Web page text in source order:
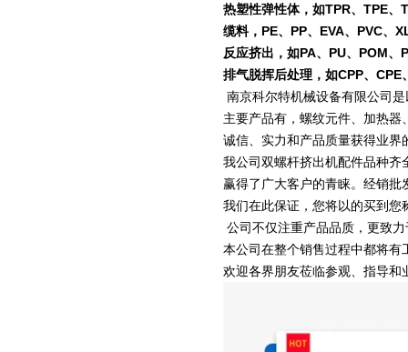
热塑性弹性体，如TPR、TPE、
缆料，PE、PP、EVA、PVC、
反应挤出，如PA、PU、POM、
排气脱挥后处理，如CPP、
南京科尔特机械设备有限公司
主要产品有，螺纹元件、加热
诚信、实力和产品质量获得业界
我公司双螺杆挤出机配件品种
赢得了广大客户的青睐。经销
我们在此保证，您将以的买到您
公司不仅注重产品品质，更致
本公司在整个销售过程中都将
欢迎各界朋友莅临参观、指导和